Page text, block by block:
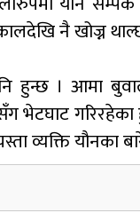
नै खोज्न
हुन्छ । आमा
भेटघाट गरिरहेका
व्यक्ति यौनका